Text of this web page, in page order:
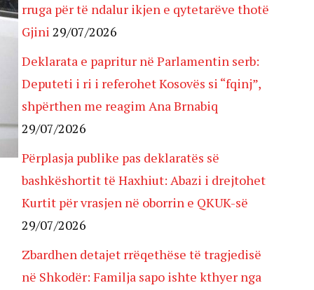
rruga për të ndalur ikjen e qytetarëve thotë
Gjini 29/07/2026
Deklarata e papritur në Parlamentin serb:
Deputeti i ri i referohet Kosovës si “fqinj”,
shpërthen me reagim Ana Brnabiq
29/07/2026
Përplasja publike pas deklaratës së
bashkëshortit të Haxhiut: Abazi i drejtohet
Kurtit për vrasjen në oborrin e QKUK-së
29/07/2026
Zbardhen detajet rrëqethëse të tragjedisë
në Shkodër: Familja sapo ishte kthyer nga